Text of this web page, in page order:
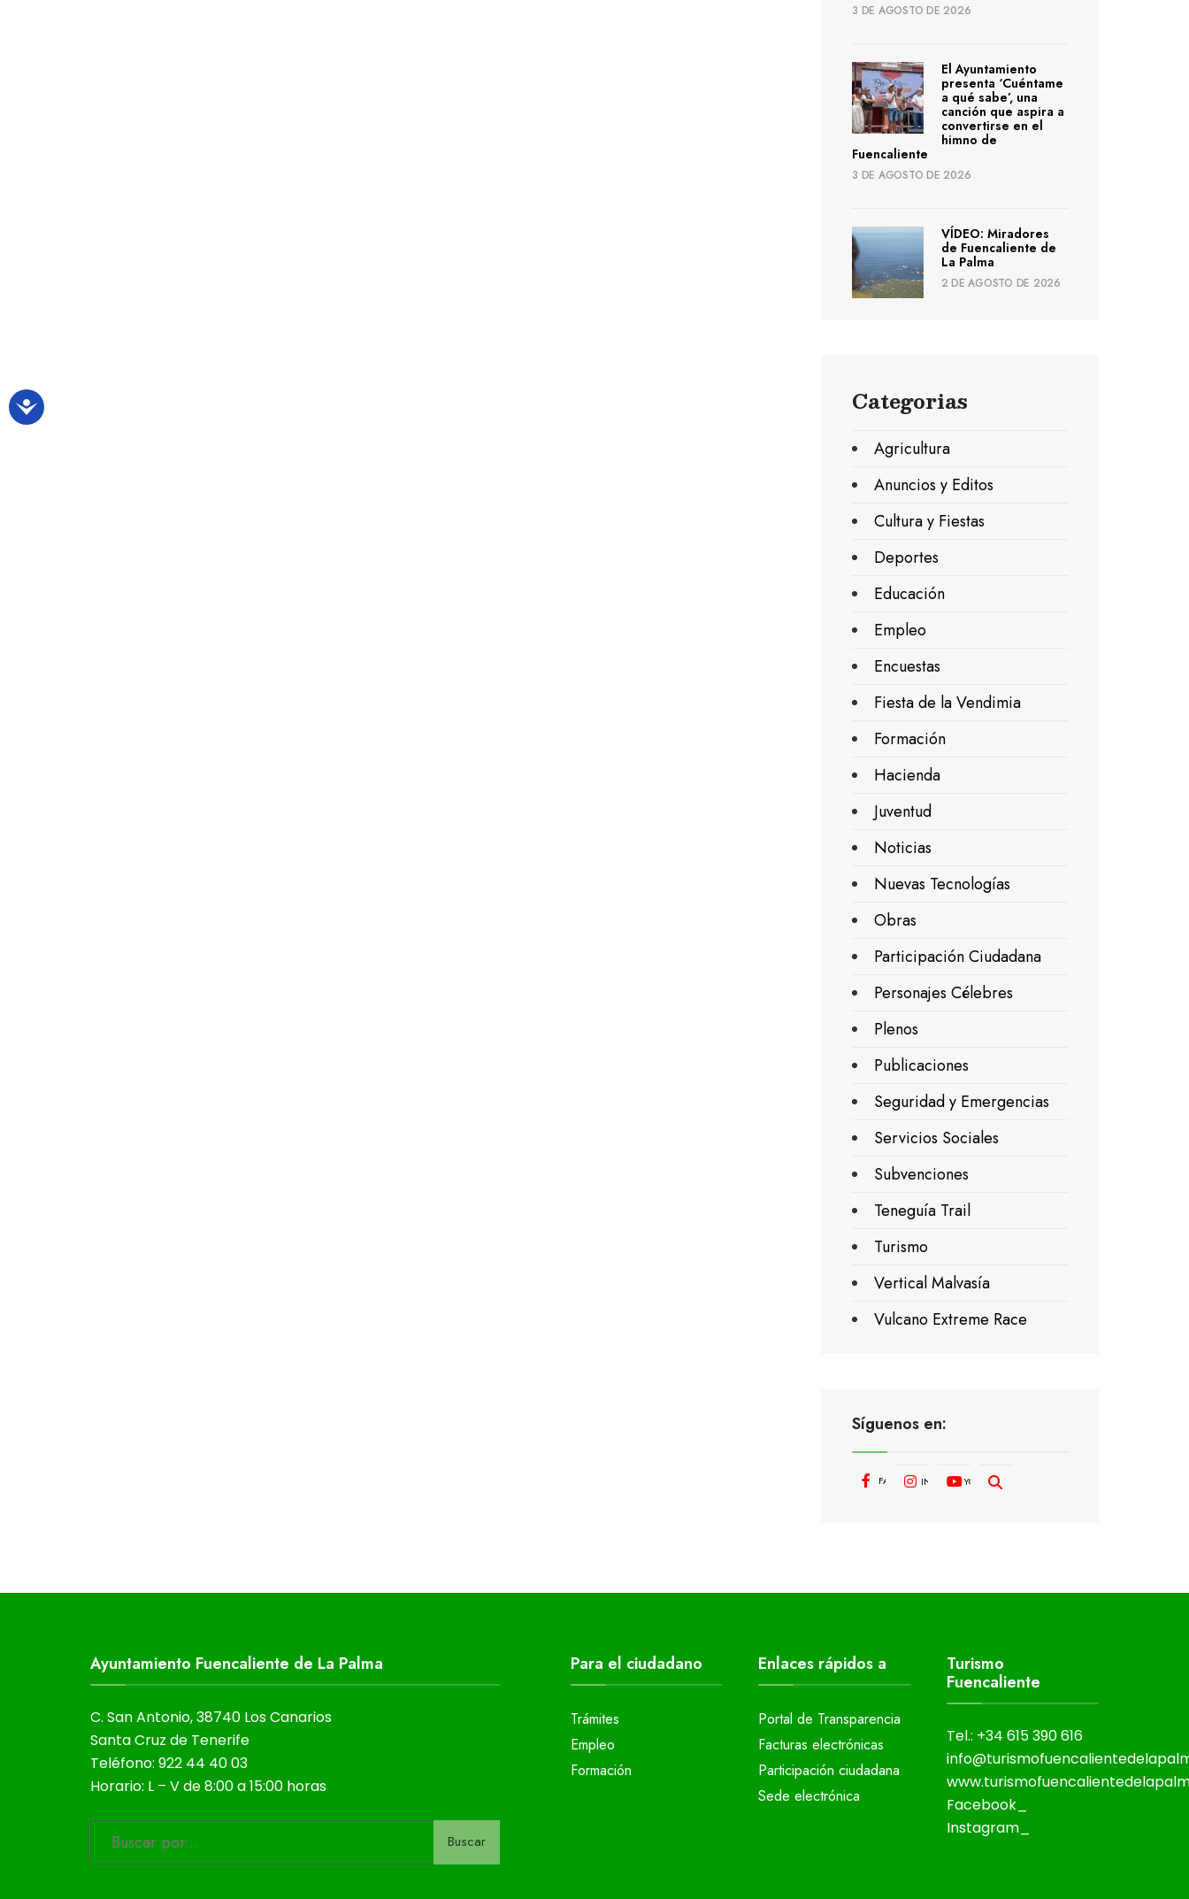
3 DE AGOSTO DE 2026
El Ayuntamiento
presenta ‘Cuéntame
a qué sabe’, una
canción que aspira a
convertirse en el
himno de
Fuencaliente
3 DE AGOSTO DE 2026
VÍDEO: Miradores
de Fuencaliente de
La Palma
2 DE AGOSTO DE 2026
Categorias
Agricultura
Anuncios y Editos
Cultura y Fiestas
Deportes
Educación
Empleo
Encuestas
Fiesta de la Vendimia
Formación
Hacienda
Juventud
Noticias
Nuevas Tecnologías
Obras
Participación Ciudadana
Personajes Célebres
Plenos
Publicaciones
Seguridad y Emergencias
Servicios Sociales
Subvenciones
Teneguía Trail
Turismo
Vertical Malvasía
Vulcano Extreme Race
Síguenos en:
FACEBOOKINSTAGRAMYOUTUBE
Ayuntamiento Fuencaliente de La Palma
C. San Antonio, 38740 Los Canarios
Santa Cruz de Tenerife
Teléfono: 922 44 40 03
Horario: L – V de 8:00 a 15:00 horas
Buscar
Para el ciudadano
Trámites
Empleo
Formación
Enlaces rápidos a
Portal de Transparencia
Facturas electrónicas
Participación ciudadana
Sede electrónica
Turismo
Fuencaliente
Tel.: +34 615 390 616
Facebook_
Instagram_